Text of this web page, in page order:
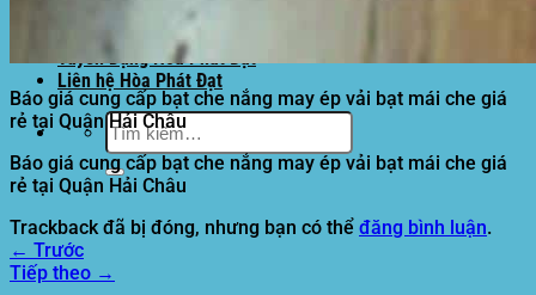
Thay bạt mái che
Thi công mái tôn
Tuyển Dụng Hòa Phát Đạt
Liên hệ Hòa Phát Đạt
Tìm
kiếm:
Báo giá cung cấp bạt che nắng may ép vải bạt mái che giá
rẻ tại Quận Hải Châu
Báo giá cung cấp bạt che nắng may ép vải bạt mái che giá
rẻ tại Quận Hải Châu
Trackback đã bị đóng, nhưng bạn có thể đăng bình luận.
← Trước
Tiếp theo →